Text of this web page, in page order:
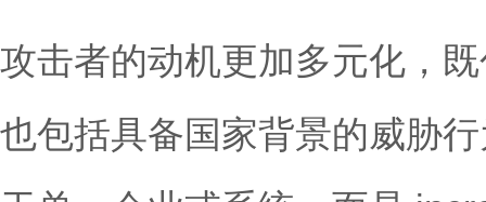
攻击者的动机更加多元化，
也包括具备国家背景的威胁